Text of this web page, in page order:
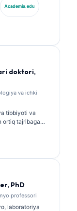
Kantesti AI
u xususiy
klinik
bo‘yicha
ko‘lamli ilmiy
Academia.edu
doktori,
va ichki
tibbiyoti va
ortiq tajribaga
klinik patolog.
biomarker
PhD
professori
laboratoriya